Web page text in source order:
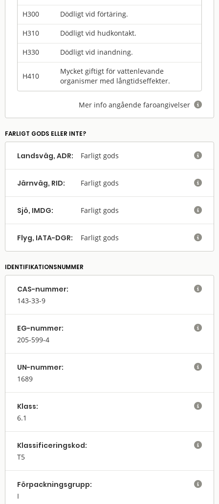
H300 Dödligt vid förtäring.
H310 Dödligt vid hudkontakt.
H330 Dödligt vid inandning.
H410
Mycket giftigt för vattenlevande
organismer med långtidseffekter.
Mer info angående faroangivelser 
FARLIGT GODS ELLER INTE?
Landsväg, ADR: Farligt gods 
Järnväg, RID: Farligt gods 
Sjö, IMDG: Farligt gods 
Flyg, IATA-DGR: Farligt gods 
IDENTIFIKATIONSNUMMER
CAS-nummer:
143-33-9

EG-nummer:
205-599-4

UN-nummer:
1689

Klass:
6.1

Klassifi­cerings­kod:
T5

Förpack­nings­grupp:
I
